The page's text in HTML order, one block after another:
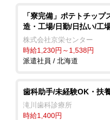
「寮完備」ポテトチッ
造・工場/日勤/日払い/工
株式会社京栄センター
時給1,230円～1,538円
派遣社員 / 北海道
歯科助手/未経験OK・扶
滝川歯科診療所
時給1,400円